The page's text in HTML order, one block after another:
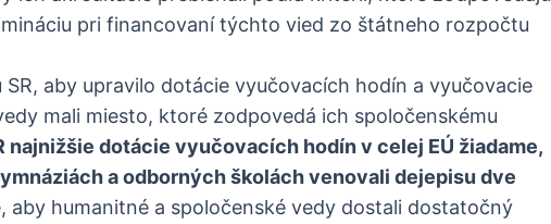
pri financovaní týchto vied zo štátneho rozpočtu
aby upravilo dotácie vyučovacích hodín a vyučovacie
mali miesto, ktoré zodpovedá ich spoločenskému
najnižšie dotácie vyučovacích hodín v celej EÚ žiadame,
a odborných školách venovali dejepisu dve
aby humanitné a spoločenské vedy dostali dostatočný